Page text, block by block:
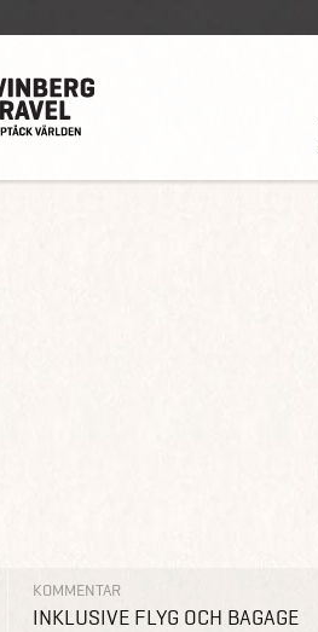
KOMMENTAR
INKLUSIVE FLYG OCH BAGAGE